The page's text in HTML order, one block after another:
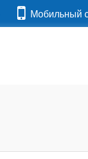
Мобильный